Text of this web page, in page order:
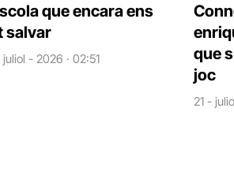
que encara ens
salvar
- 2026 · 02:51
que
joc
21 -